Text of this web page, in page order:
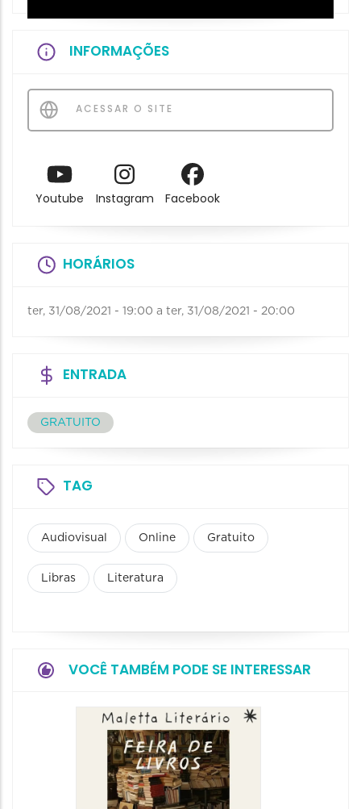
INFORMAÇÕES
ACESSAR O SITE
Youtube Instagram Facebook
HORÁRIOS
ter, 31/08/2021 - 19:00 a ter, 31/08/2021 - 20:00
ENTRADA
GRATUITO
TAG
Audiovisual Online Gratuito
Libras Literatura
VOCÊ TAMBÉM PODE SE INTERESSAR